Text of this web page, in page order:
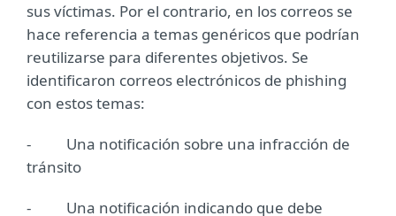
sus víctimas. Por el contrario, en los correos se
hace referencia a temas genéricos que podrían
reutilizarse para diferentes objetivos. Se
identificaron correos electrónicos de phishing
con estos temas:
- Una notificación sobre una infracción de
tránsito
- Una notificación indicando que debe